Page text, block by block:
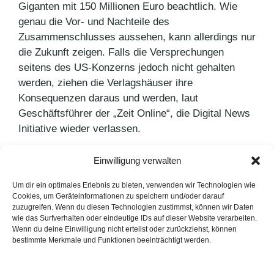
Einwilligung verwalten
Um dir ein optimales Erlebnis zu bieten, verwenden wir Technologien wie
Cookies, um Geräteinformationen zu speichern und/oder darauf
zuzugreifen. Wenn du diesen Technologien zustimmst, können wir Daten
wie das Surfverhalten oder eindeutige IDs auf dieser Website verarbeiten.
Wenn du deine Einwilligung nicht erteilst oder zurückziehst, können
bestimmte Merkmale und Funktionen beeinträchtigt werden.
Giganten mit 150 Millionen Euro beachtlich. Wie
genau die Vor- und Nachteile des
Zusammenschlusses aussehen, kann allerdings nur
die Zukunft zeigen. Falls die Versprechungen
seitens des US-Konzerns jedoch nicht gehalten
werden, ziehen die Verlagshäuser ihre
Konsequenzen daraus und werden, laut
Geschäftsführer der „Zeit Online“, die Digital News
Initiative wieder verlassen.
Schlagwörter
Digital News Initiative,Google
Marketing mittels Big Data
Mobile SEO – nützliche Tipps